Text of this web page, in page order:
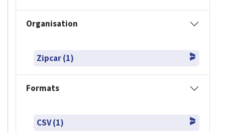
Organisation
Zipcar (1)
Formats
CSV (1)